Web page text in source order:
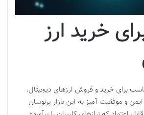
خرید ارز
برای خرید و فروش ارزهای دیجیتال،
و موفقیت آمیز به این بازار پرنوسان